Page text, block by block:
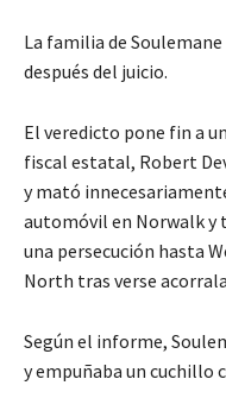
La familia de
después del juicio.
El veredicto pone fin a
fiscal estatal, Robert
y mató
automóvil en Norwalk y
una persecución hasta
North tras verse
Según el informe,
y empuñaba un cuchillo